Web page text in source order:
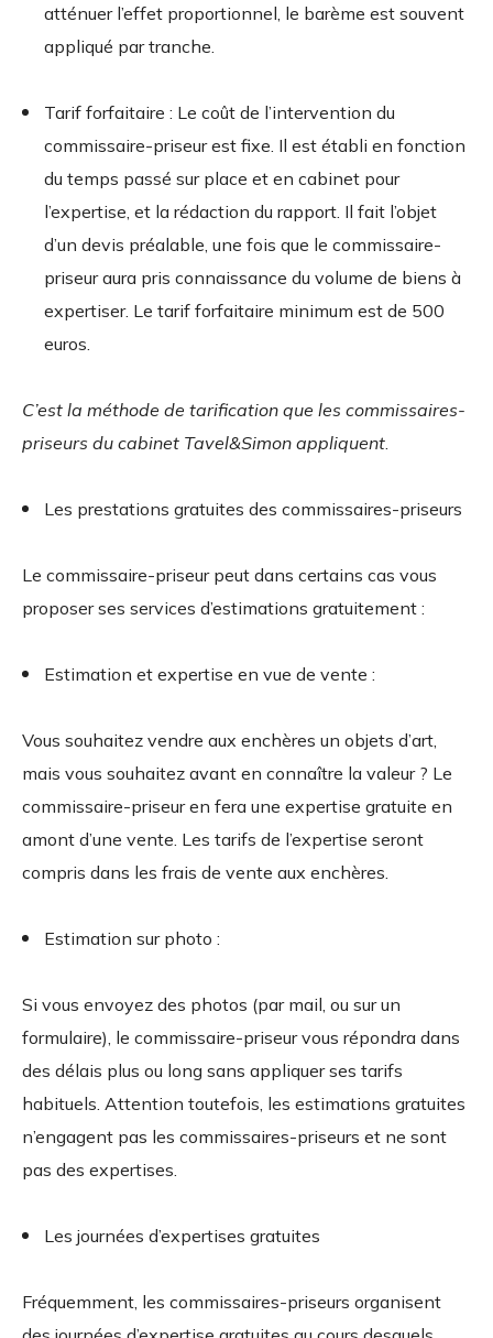
atténuer l’effet proportionnel, le barème est souvent
appliqué par tranche.
Tarif forfaitaire : Le coût de l’intervention du
commissaire-priseur est fixe. Il est établi en fonction
du temps passé sur place et en cabinet pour
l’expertise, et la rédaction du rapport. Il fait l’objet
d’un devis préalable, une fois que le commissaire-
priseur aura pris connaissance du volume de biens à
expertiser. Le tarif forfaitaire minimum est de 500
euros.
C’est la méthode de tarification que les commissaires-
priseurs du cabinet Tavel&Simon appliquent.
Les prestations gratuites des commissaires-priseurs
Le commissaire-priseur peut dans certains cas vous
proposer ses services d’estimations gratuitement :
Estimation et expertise en vue de vente :
Vous souhaitez vendre aux enchères un objets d’art,
mais vous souhaitez avant en connaître la valeur ? Le
commissaire-priseur en fera une expertise gratuite en
amont d’une vente. Les tarifs de l’expertise seront
compris dans les frais de vente aux enchères.
Estimation sur photo :
Si vous envoyez des photos (par mail, ou sur un
formulaire), le commissaire-priseur vous répondra dans
des délais plus ou long sans appliquer ses tarifs
habituels. Attention toutefois, les estimations gratuites
n’engagent pas les commissaires-priseurs et ne sont
pas des expertises.
Les journées d’expertises gratuites
Fréquemment, les commissaires-priseurs organisent